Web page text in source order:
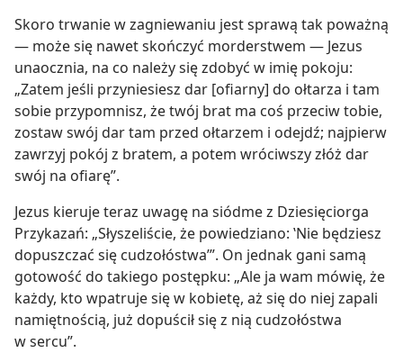
Skoro trwanie w zagniewaniu jest sprawą tak poważną
— może się nawet skończyć morderstwem — Jezus
unaocznia, na co należy się zdobyć w imię pokoju:
„Zatem jeśli przyniesiesz dar [ofiarny] do ołtarza i tam
sobie przypomnisz, że twój brat ma coś przeciw tobie,
zostaw swój dar tam przed ołtarzem i odejdź; najpierw
zawrzyj pokój z bratem, a potem wróciwszy złóż dar
swój na ofiarę”.
Jezus kieruje teraz uwagę na siódme z Dziesięciorga
Przykazań: „Słyszeliście, że powiedziano: ‛Nie będziesz
dopuszczać się cudzołóstwa’”. On jednak gani samą
gotowość do takiego postępku: „Ale ja wam mówię, że
każdy, kto wpatruje się w kobietę, aż się do niej zapali
namiętnością, już dopuścił się z nią cudzołóstwa
w sercu”.